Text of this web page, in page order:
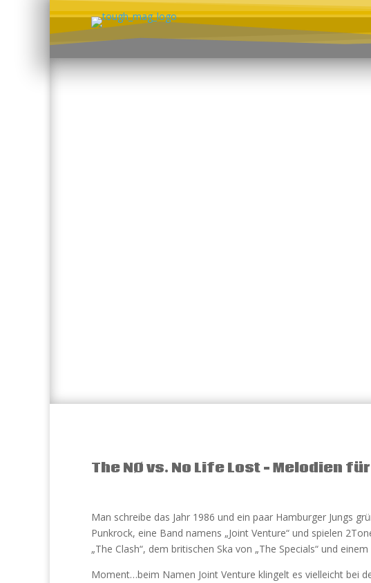
The NØ vs. No Life Lost – Melodien
Man schreibe das Jahr 1986 und ein paar Hamburger Jungs
Punkrock, eine Band namens „Joint Venture“ und spielen
„The Clash“, dem britischen Ska von „The Specials“ und
Moment…beim Namen Joint Venture klingelt es vielleicht bei